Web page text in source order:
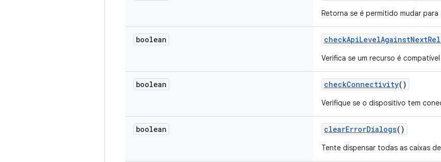
Retorna se é permitido mudar para
boolean checkApiLevelAgainstNext
Verifica se um recurso é
boolean checkConnectivity()
Verifique se o dispositivo tem
boolean clearErrorDialogs()
Tente dispensar todas as caixas